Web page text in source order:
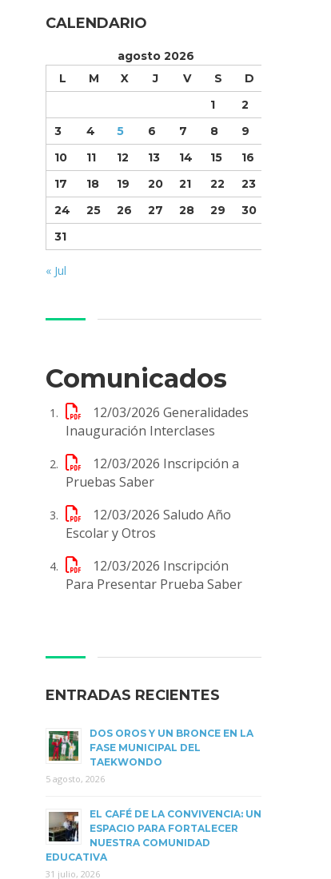
CALENDARIO
agosto 2026
L
M X J V S
D
1
2
3
4 5 6 7 8
9
10
11 12 13 14 15
16
17
18 19 20 21 22
23
24
25 26 27 28 29
30
31
« Jul
Comunicados
12/03/2026 Generalidades
Inauguración Interclases
12/03/2026 Inscripción a
Pruebas Saber
12/03/2026 Saludo Año
Escolar y Otros
12/03/2026 Inscripción
Para Presentar Prueba Saber
ENTRADAS RECIENTES
DOS OROS Y UN BRONCE EN LA
FASE MUNICIPAL DEL
TAEKWONDO
5 agosto, 2026
EL CAFÉ DE LA CONVIVENCIA: UN
ESPACIO PARA FORTALECER
NUESTRA COMUNIDAD
EDUCATIVA
31 julio, 2026